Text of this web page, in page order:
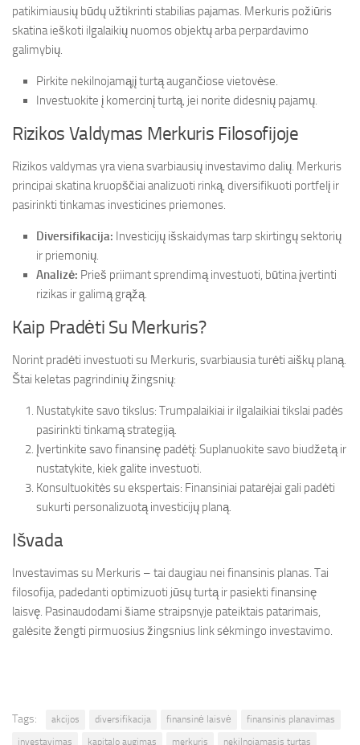
patikimiausių būdų užtikrinti stabilias pajamas. Merkuris požiūris
skatina ieškoti ilgalaikių nuomos objektų arba perpardavimo
galimybių.
Pirkite nekilnojamąjį turtą augančiose vietovėse.
Investuokite į komercinį turtą, jei norite didesnių pajamų.
Rizikos Valdymas Merkuris Filosofijoje
Rizikos valdymas yra viena svarbiausių investavimo dalių. Merkuris
principai skatina kruopščiai analizuoti rinką, diversifikuoti portfelį ir
pasirinkti tinkamas investicines priemones.
Diversifikacija: Investicijų išskaidymas tarp skirtingų sektorių
ir priemonių.
Analizė: Prieš priimant sprendimą investuoti, būtina įvertinti
rizikas ir galimą grąžą.
Kaip Pradėti Su Merkuris?
Norint pradėti investuoti su Merkuris, svarbiausia turėti aiškų planą.
Štai keletas pagrindinių žingsnių:
Nustatykite savo tikslus: Trumpalaikiai ir ilgalaikiai tikslai padės
pasirinkti tinkamą strategiją.
Įvertinkite savo finansinę padėtį: Suplanuokite savo biudžetą ir
nustatykite, kiek galite investuoti.
Konsultuokitės su ekspertais: Finansiniai patarėjai gali padėti
sukurti personalizuotą investicijų planą.
Išvada
Investavimas su Merkuris – tai daugiau nei finansinis planas. Tai
filosofija, padedanti optimizuoti jūsų turtą ir pasiekti finansinę
laisvę. Pasinaudodami šiame straipsnyje pateiktais patarimais,
galėsite žengti pirmuosius žingsnius link sėkmingo investavimo.
Tags: akcijos diversifikacija finansinė laisvė
finansinis planavimas
investavimas
kapitalo augimas merkuris nekilnojamasis turtas